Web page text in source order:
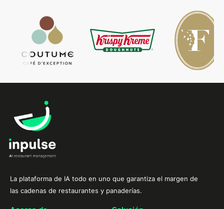
La plataforma de IA todo en uno que garantiza el margen de
las cadenas de restaurantes y panaderías.